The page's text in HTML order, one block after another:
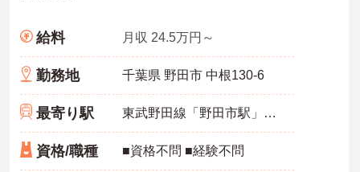
給料 月収 24.5万円～
勤務地 千葉県 野田市 中根130-6
最寄り駅 東武野田線「野田市駅」徒歩7分
資格/職種 ■資格不問 ■経験不問